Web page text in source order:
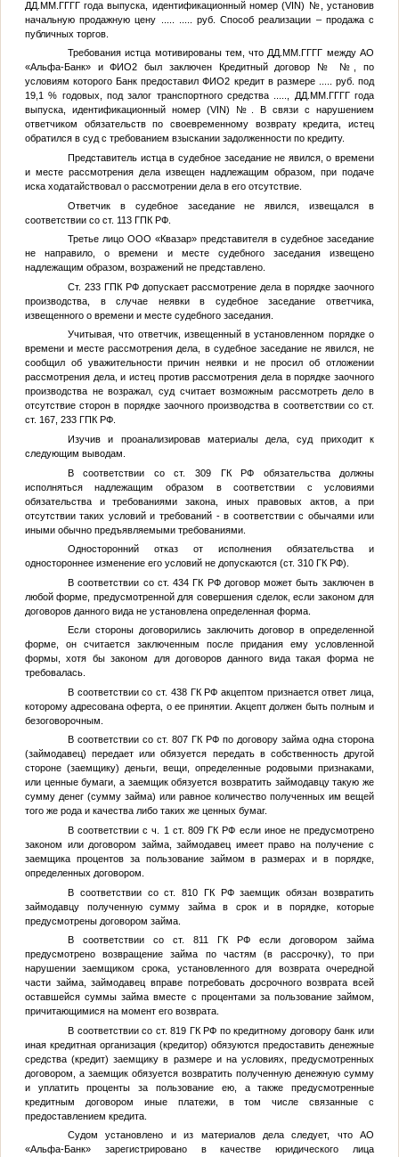
ДД.ММ.ГГГГгода выпуска, идентификационный номер (VIN) № , установив
начальную продажную цену
руб. Способ реализации – продажа с
публичных торгов.
Требования истца мотивированы тем, что ДД.ММ.ГГГГ между АО
«Альфа-Банк» иФИО2 был заключен Кредитный договор № №
, по
условиям которого Банк предоставилФИО2 кредит в размере
руб. под
19,1 % годовых, под залог транспортного средства
ДД.ММ.ГГГГгода
выпуска, идентификационный номер (VIN) №
. В связи с нарушением
ответчиком обязательств по своевременному возврату кредита, истец
обратился в суд с требованием взыскании задолженности по кредиту.
Представитель истца в судебное заседание не явился, о времени
и месте рассмотрения дела извещен надлежащим образом, при подаче
иска ходатайствовал о рассмотрении дела в его отсутствие.
Ответчик в судебное заседание не явился, извещался в
соответствии со ст. 113 ГПК РФ.
Третье лицо ООО «Квазар» представителя в судебное заседание
не направило, о времени и месте судебного заседания извещено
надлежащим образом, возражений не представлено.
Ст. 233 ГПК РФ допускает рассмотрение дела в порядке заочного
производства, в случае неявки в судебное заседание ответчика,
извещенного о времени и месте судебного заседания.
Учитывая, что ответчик, извещенный в установленном порядке о
времени и месте рассмотрения дела, в судебное заседание не явился, не
сообщил об уважительности причин неявки и не просил об отложении
рассмотрения дела, и истец против рассмотрения дела в порядке заочного
производства не возражал, суд считает возможным рассмотреть дело в
отсутствие сторон в порядке заочного производства в соответствии со ст.
ст. 167, 233 ГПК РФ.
Изучив и проанализировав материалы дела, суд приходит к
следующим выводам.
В соответствии со ст. 309 ГК РФ обязательства должны
исполняться надлежащим образом в соответствии с условиями
обязательства и требованиями закона, иных правовых актов, а при
отсутствии таких условий и требований - в соответствии с обычаями или
иными обычно предъявляемыми требованиями.
Односторонний отказ от исполнения обязательства и
одностороннее изменение его условий не допускаются (ст. 310 ГК РФ).
В соответствии со ст. 434 ГК РФ договор может быть заключен в
любой форме, предусмотренной для совершения сделок, если законом для
договоров данного вида не установлена определенная форма.
Если стороны договорились заключить договор в определенной
форме, он считается заключенным после придания ему условленной
формы, хотя бы законом для договоров данного вида такая форма не
требовалась.
В соответствии со ст. 438 ГК РФ акцептом признается ответ лица,
которому адресована оферта, о ее принятии. Акцепт должен быть полным и
безоговорочным.
В соответствии со ст. 807 ГК РФ по договору займа одна сторона
(займодавец) передает или обязуется передать в собственность другой
стороне (заемщику) деньги, вещи, определенные родовыми признаками,
или ценные бумаги, а заемщик обязуется возвратить займодавцу такую же
сумму денег (сумму займа) или равное количество полученных им вещей
того же рода и качества либо таких же ценных бумаг.
В соответствии с ч. 1 ст. 809 ГК РФ если иное не предусмотрено
законом или договором займа, займодавец имеет право на получение с
заемщика процентов за пользование займом в размерах и в порядке,
определенных договором.
В соответствии со ст. 810 ГК РФ заемщик обязан возвратить
займодавцу полученную сумму займа в срок и в порядке, которые
предусмотрены договором займа.
В соответствии со ст. 811 ГК РФ если договором займа
предусмотрено возвращение займа по частям (в рассрочку), то при
нарушении заемщиком срока, установленного для возврата очередной
части займа, займодавец вправе потребовать досрочного возврата всей
оставшейся суммы займа вместе с процентами за пользование займом,
причитающимися на момент его возврата.
В соответствии со ст. 819 ГК РФ по кредитному договору банк или
иная кредитная организация (кредитор) обязуются предоставить денежные
средства (кредит) заемщику в размере и на условиях, предусмотренных
договором, а заемщик обязуется возвратить полученную денежную сумму
и уплатить проценты за пользование ею, а также предусмотренные
кредитным договором иные платежи, в том числе связанные с
предоставлением кредита.
Судом установлено и из материалов дела следует, что АО
«Альфа-Банк» зарегистрировано в качестве юридического лица